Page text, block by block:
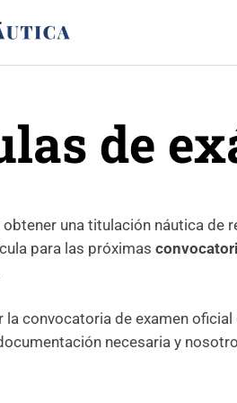
de
una titulación náutica de
para las próximas
convocatoria de examen
necesaria y